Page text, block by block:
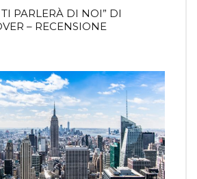
PARLERÀ DI NOI” DI
– RECENSIONE